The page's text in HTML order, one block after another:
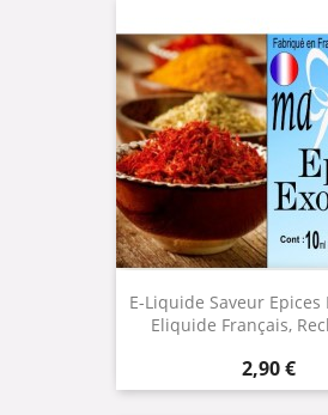
E-Liquide Saveur Epices
Eliquide Français,
Prix
2,90 €